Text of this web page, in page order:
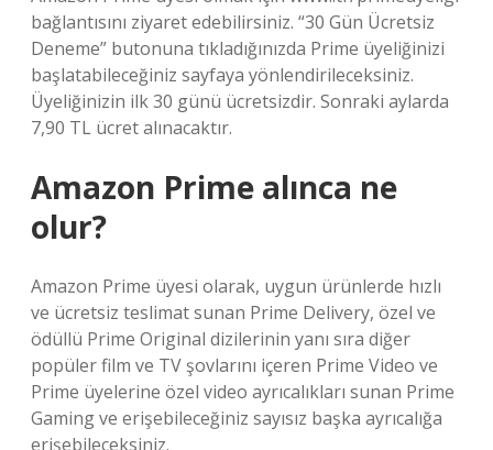
bağlantısını ziyaret edebilirsiniz. “30 Gün Ücretsiz
Deneme” butonuna tıkladığınızda Prime üyeliğinizi
başlatabileceğiniz sayfaya yönlendirileceksiniz.
Üyeliğinizin ilk 30 günü ücretsizdir. Sonraki aylarda
7,90 TL ücret alınacaktır.
Amazon Prime alınca ne
olur?
Amazon Prime üyesi olarak, uygun ürünlerde hızlı
ve ücretsiz teslimat sunan Prime Delivery, özel ve
ödüllü Prime Original dizilerinin yanı sıra diğer
popüler film ve TV şovlarını içeren Prime Video ve
Prime üyelerine özel video ayrıcalıkları sunan Prime
Gaming ve erişebileceğiniz sayısız başka ayrıcalığa
erişebileceksiniz.